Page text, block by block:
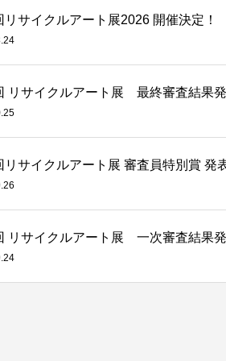
リサイクルアート展2026 開催決定！
リサイクルアート展 最終審査結果
リサイクルアート展 審査員特別賞 発
リサイクルアート展 一次審査結果